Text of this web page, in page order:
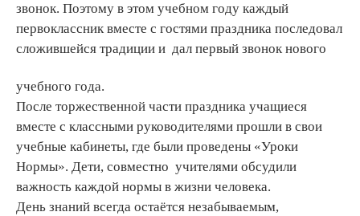
звонок. Поэтому в этом учебном году каждый
первоклассник вместе с гостями праздника последовал
сложившейся традиции и дал первый звонок нового
учебного года.
После торжественной части праздника учащиеся
вместе с классными руководителями прошли в свои
учебные кабинеты, где были проведены «Уроки
Нормы». Дети, совместно учителями обсудили
важность каждой нормы в жизни человека.
День знаний всегда остаётся незабываемым,